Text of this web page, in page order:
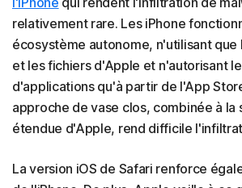
relativement rare. Les iPhone
écosystème autonome, n'utilisant que
et les fichiers d'Apple et n'autorisant
d'applications qu'à partir de l'App
approche de vase clos, combinée à
étendue d'Apple, rend difficile
La version iOS de Safari renforce